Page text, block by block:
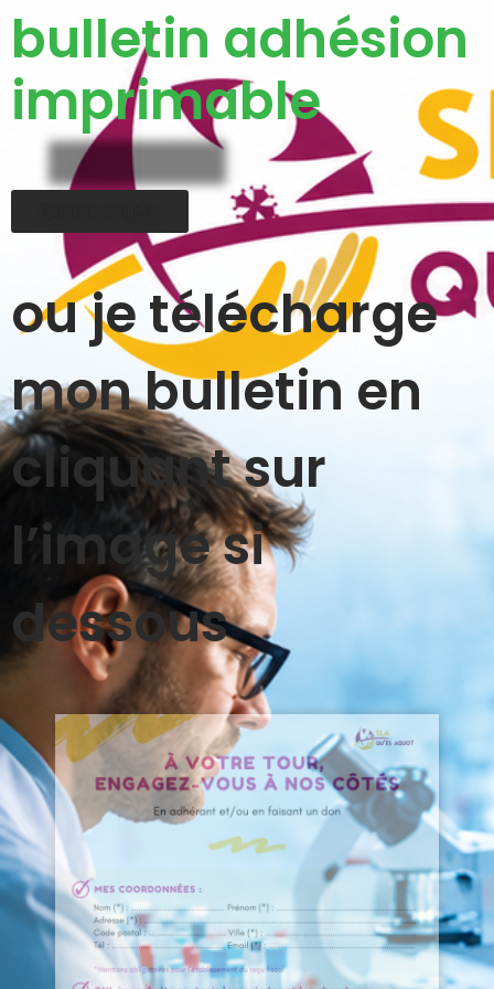
bulletin adhésion
imprimable
ou je télécharge
mon bulletin en
cliquant sur
l’image si
dessous